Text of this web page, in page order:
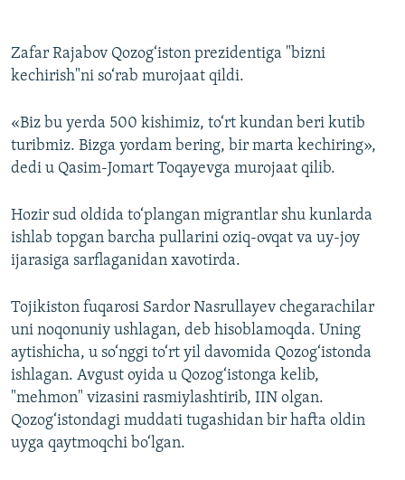
720p 1080p
Zafar Rajabov Qozog‘iston prezidentiga "bizni
kechirish"ni so‘rab murojaat qildi.
«Biz bu yerda 500 kishimiz, to‘rt kundan beri kutib
turibmiz. Bizga yordam bering, bir marta kechiring»,
dedi u Qasim-Jomart Toqayevga murojaat qilib.
Hozir sud oldida to‘plangan migrantlar shu kunlarda
ishlab topgan barcha pullarini oziq-ovqat va uy-joy
ijarasiga sarflaganidan xavotirda.
Tojikiston fuqarosi Sardor Nasrullayev chegarachilar
uni noqonuniy ushlagan, deb hisoblamoqda. Uning
aytishicha, u so‘nggi to‘rt yil davomida Qozog‘istonda
ishlagan. Avgust oyida u Qozog‘istonga kelib,
"mehmon" vizasini rasmiylashtirib, IIN olgan.
Qozog‘istondagi muddati tugashidan bir hafta oldin
uyga qaytmoqchi bo‘lgan.